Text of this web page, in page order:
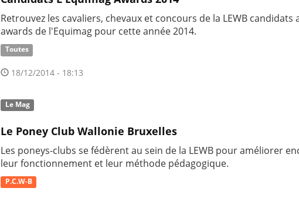
Retrouvez les cavaliers, chevaux et concours de la LEWB candidats
awards de l'Equimag pour cette année 2014.
Toutes
18/12/2014 - 18:13
Le Mag
Le Poney Club Wallonie Bruxelles
Les poneys-clubs se fédèrent au sein de la LEWB pour améliorer
leur fonctionnement et leur méthode pédagogique.
P.C.W-B